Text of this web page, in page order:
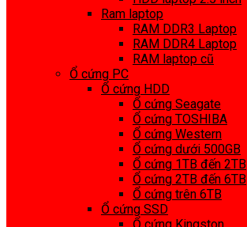
Ram laptop
RAM DDR3 Laptop
RAM DDR4 Laptop
RAM laptop cũ
Ổ cứng PC
Ổ cứng HDD
Ổ cứng Seagate
Ổ cứng TOSHIBA
Ổ cứng Western
Ổ cứng dưới 500GB
Ổ cứng 1TB đến 2TB
Ổ cứng 2TB đến 6TB
Ổ cứng trên 6TB
Ổ cứng SSD